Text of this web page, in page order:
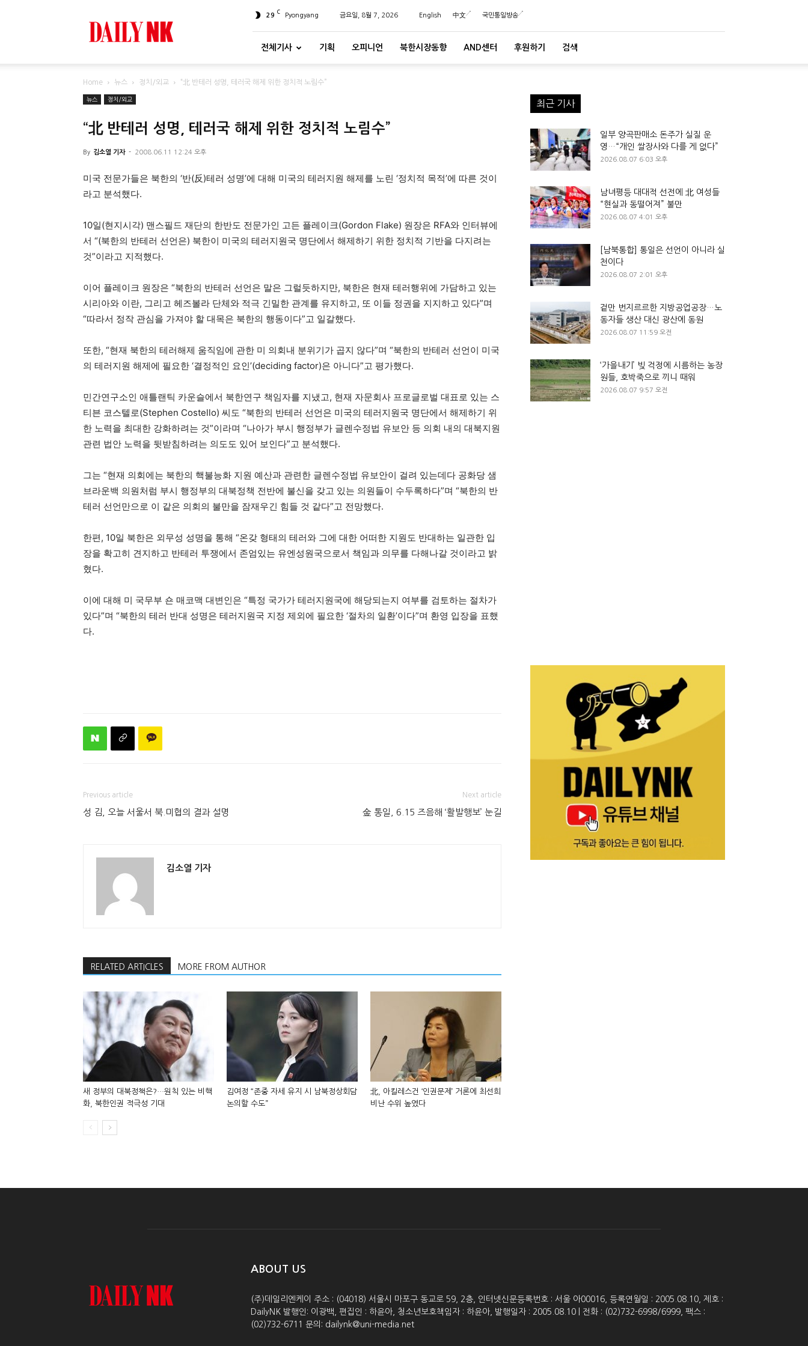
29 C Pyongyang 금요일, 8월 7, 2026 English 中文 국민통일방송
전체기사 기획 오피니언 북한시장동향 AND센터 후원하기 검색
Home 뉴스 정치/외교 “北 반테러 성명, 테러국 해제 위한 정치적 노림수”
뉴스 정치/외교
“北 반테러 성명, 테러국 해제 위한 정치적 노림수”
By 김소열 기자 - 2008.06.11 12:24 오후
미국 전문가들은 북한의 ‘반(反)테러 성명’에 대해 미국의 테러지원 해제를 노린 ‘정치적 목적’에 따른 것이
라고 분석했다.
10일(현지시각) 맨스필드 재단의 한반도 전문가인 고든 플레이크(Gordon Flake) 원장은 RFA와 인터뷰에
서 “(북한의 반테러 선언은) 북한이 미국의 테러지원국 명단에서 해제하기 위한 정치적 기반을 다지려는
것”이라고 지적했다.
이어 플레이크 원장은 “북한의 반테러 선언은 말은 그럴듯하지만, 북한은 현재 테러행위에 가담하고 있는
시리아와 이란, 그리고 헤즈볼라 단체와 적극 긴밀한 관계를 유지하고, 또 이들 정권을 지지하고 있다”며
“따라서 정작 관심을 가져야 할 대목은 북한의 행동이다”고 일갈했다.
또한, “현재 북한의 테러해제 움직임에 관한 미 의회내 분위기가 곱지 않다”며 “북한의 반테러 선언이 미국
의 테러지원 해제에 필요한 ‘결정적인 요인’(deciding factor)은 아니다”고 평가했다.
민간연구소인 애틀랜틱 카운슬에서 북한연구 책임자를 지냈고, 현재 자문회사 프로글로벌 대표로 있는 스
티븐 코스텔로(Stephen Costello) 씨도 “북한의 반테러 선언은 미국의 테러지원국 명단에서 해제하기 위
한 노력을 최대한 강화하려는 것”이라며 “나아가 부시 행정부가 글렌수정법 유보안 등 의회 내의 대북지원
관련 법안 노력을 뒷받침하려는 의도도 있어 보인다”고 분석했다.
그는 “현재 의회에는 북한의 핵불능화 지원 예산과 관련한 글렌수정법 유보안이 걸려 있는데다 공화당 샘
브라운백 의원처럼 부시 행정부의 대북정책 전반에 불신을 갖고 있는 의원들이 수두록하다”며 “북한의 반
테러 선언만으로 이 같은 의회의 불만을 잠재우긴 힘들 것 같다”고 전망했다.
한편, 10일 북한은 외무성 성명을 통해 “온갖 형태의 테러와 그에 대한 어떠한 지원도 반대하는 일관한 입
장을 확고히 견지하고 반테러 투쟁에서 존엄있는 유엔성원국으로서 책임과 의무를 다해나갈 것이라고 밝
혔다.
이에 대해 미 국무부 숀 매코맥 대변인은 “특정 국가가 테러지원국에 해당되는지 여부를 검토하는 절차가
있다”며 “북한의 테러 반대 성명은 테러지원국 지정 제외에 필요한 ‘절차의 일환’이다”며 환영 입장을 표했
다.
Previous article
성 김, 오늘 서울서 북.미협의 결과 설명
Next article
金 통일, 6.15 즈음해 ‘활발행보’ 눈길
김소열 기자
RELATED ARTICLES MORE FROM AUTHOR
새 정부의 대북정책은?…원칙 있는 비핵
화, 북한인권 적극성 기대
김여정 “존중 자세 유지 시 남북정상회담
논의할 수도”
北, 아킬레스건 ‘인권문제’ 거론에 최선희
비난 수위 높였다
최근 기사
일부 양곡판매소 돈주가 실질 운
영…“개인 쌀장사와 다를 게 없다”
2026.08.07 6:03 오후
남녀평등 대대적 선전에 北 여성들
“현실과 동떨어져” 불만
2026.08.07 4:01 오후
[남북통합] 통일은 선언이 아니라 실
천이다
2026.08.07 2:01 오후
겉만 번지르르한 지방공업공장…노
동자들 생산 대신 광산에 동원
2026.08.07 11:59 오전
‘가을내기’ 빚 걱정에 시름하는 농장
원들, 호박죽으로 끼니 때워
2026.08.07 9:57 오전
ABOUT US
(주)데일리엔케이 주소 : (04018) 서울시 마포구 동교로 59, 2층, 인터넷신문등록번호 : 서울 아00016, 등록연월일 : 2005.08.10, 제호 :
DailyNK 발행인: 이광백, 편집인 : 하윤아, 청소년보호책임자 : 하윤아, 발행일자 : 2005.08.10 | 전화 : (02)732-6998/6999, 팩스 :
(02)732-6711 문의: dailynk@uni-media.net